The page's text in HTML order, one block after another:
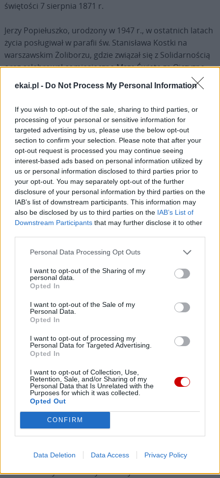
ekai.pl - Do Not Process My Personal Information
If you wish to opt-out of the sale, sharing to third parties, or
processing of your personal or sensitive information for
targeted advertising by us, please use the below opt-out
section to confirm your selection. Please note that after your
opt-out request is processed you may continue seeing
interest-based ads based on personal information utilized by
us or personal information disclosed to third parties prior to
your opt-out. You may separately opt-out of the further
disclosure of your personal information by third parties on the
IAB’s list of downstream participants. This information may
also be disclosed by us to third parties on the IAB’s List of
Downstream Participants that may further disclose it to other
Personal Data Processing Opt Outs
I want to opt-out of the Sharing of my
personal data.
Opted In
I want to opt-out of the Sale of my
Personal Data.
Opted In
I want to opt-out of processing my
Personal Data for Targeted Advertising.
Opted In
I want to opt-out of Collection, Use,
Retention, Sale, and/or Sharing of my
Personal Data that Is Unrelated with the
Purposes for which it was collected.
Opted Out
CONFIRM
Data Deletion Data Access Privacy Policy
świętości 7 sierpnia 1871 r.
Jerzy Popiełuszko, urodzony w 1947 r., w ostatnich latach
życia posługiwał w parafii św. Stanisława Kostki na
warszawskim Żoliborzu, gdzie związał się z Solidarnością
oraz celebrował comiesięczne Msze Święte za Ojczyznę
gromadzące wokół świątyni wielotysięczne tłumy. W
czasie stanu wojennego występował w obronie
internowanych, wskutek czego stał się obiektem nękania
i prowokacji ze strony służb komunistycznego reżimu.
Swoją ostatnią duszpasterską podróż odbył 19
października 1984 r. do parafii Świętych Polskich Braci
Męczenników do Bydgoszczy. Podczas podróży
powrotnej został bestialsko zamordowany, a jego
umęczone ciało wrzucono do Wisły na wysokości tamy
we Włocławku. Pogrzeb ks. Jerzego, który miał miejsce 3
listopada 1984 r., zgromadził blisko milionową rzeszę
ludzi. 6 czerwca 2010 r. ks. Popiełuszko został
beatyfikowany.
https://www.facebook.com/reel/3655744731408303
https://www.facebook.com/reel/754109066874695
https://fb.watch/saWD2Z0kuT/
https://www.facebook.com/reel/2234230806916736
Dzień Dziękczynienia obchodzony jest od 2008 roku, w
pierwszą niedzielę czerwca, z inicjatywy kard. Kazimierza
Nycza. Ustanowiony został na terenie archidiecezji
warszawskiej, ale w jego obchody włączają się również
inne diecezje w Polsce. Jego ideą jest propagowanie
wśród Polaków postawy wdzięczności za dobro, jakie
Bogu, jak i sobie nawzajem – jako naród i społeczność,
ale także w wymiarze indywidualnym.